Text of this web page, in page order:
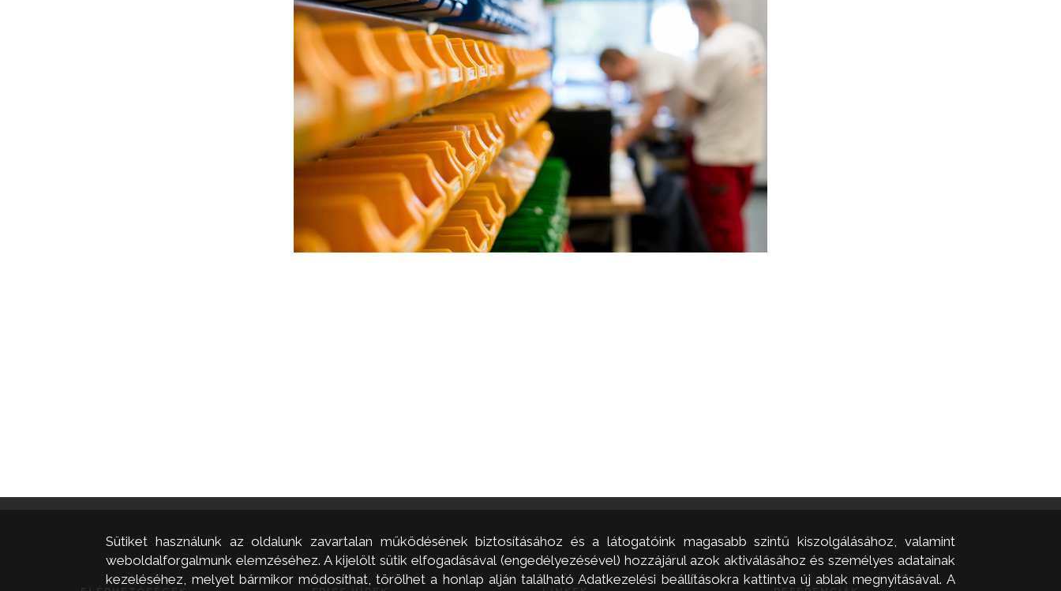
Sütiket használunk az oldalunk zavartalan működésének biztosításához és a látogatóink magasabb szintű kiszolgálásához, valamint
weboldalforgalmunk elemzéséhez. A kijelölt sütik elfogadásával (engedélyezésével) hozzájárul azok aktiválásához és személyes adatainak
kezeléséhez, melyet bármikor módosíthat, törölhet a honlap alján található Adatkezelési beállításokra kattintva új ablak megnyitásával. A